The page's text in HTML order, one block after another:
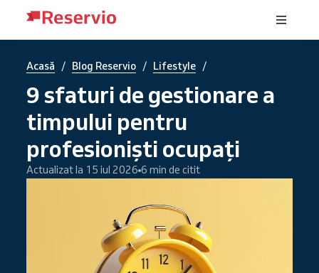
Acasă / Blog Reservio / Lifestyle /
9 sfaturi de gestionare a
timpului pentru
profesioniști ocupați
Actualizat la 15 iul 2026 6 min de citit